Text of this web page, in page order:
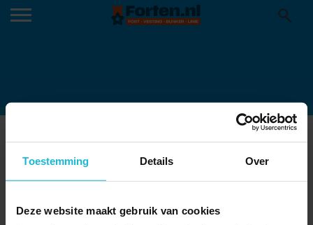
Toestemming Details Over
Deze website maakt gebruik van cookies
8CA42944DE58_THUMB840